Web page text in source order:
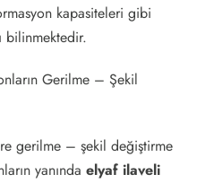
kapasiteleri gibi
bilinmektedir.
Gerilme – Şekil
gerilme – şekil değiştirme
yanındaelyaf ilaveli